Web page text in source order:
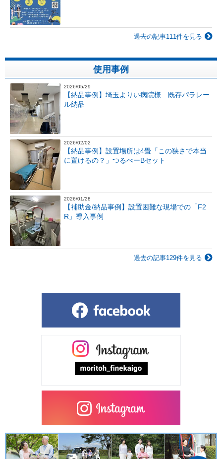
過去の記事111件を見る
使用事例
2026/05/29
【納品事例】埼玉よりい病院様 既存パラレー
ル納品
2026/02/02
【納品事例】設置場所は4畳「この狭さで本当
に置けるの？」つるべーBセット
2026/01/28
【補助金/納品事例】設置困難な現場での「F2
R」導入事例
過去の記事129件を見る